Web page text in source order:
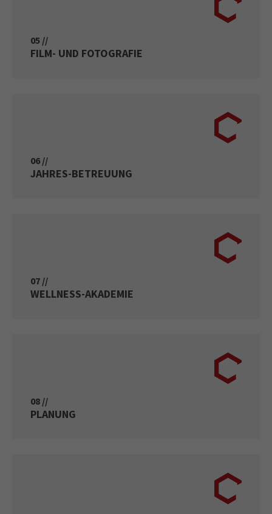
05 //
FILM- UND FOTOGRAFIE
06 //
JAHRES-BETREUUNG
07 //
WELLNESS-AKADEMIE
08 //
PLANUNG